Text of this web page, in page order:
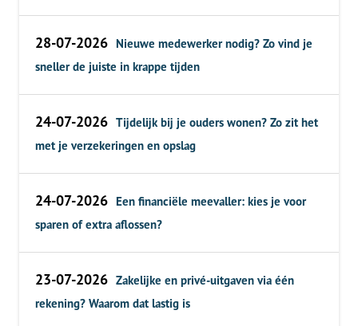
28-07-2026 Nieuwe medewerker nodig? Zo vind je
sneller de juiste in krappe tijden
24-07-2026 Tijdelijk bij je ouders wonen? Zo zit het
met je verzekeringen en opslag
24-07-2026 Een financiële meevaller: kies je voor
sparen of extra aflossen?
23-07-2026 Zakelijke en privé-uitgaven via één
rekening? Waarom dat lastig is